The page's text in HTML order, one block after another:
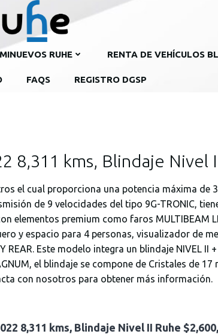
RUHE RENTA DE VEHÍCULOS
FAQS REGISTRO DGSP
8,311 kms, Blindaje Nivel
el cual proporciona una potencia máxima de
de 9 velocidades del tipo 9G-TRONIC,
elementos premium como faros MULTIBEAM
y espacio para 4 personas, visualizador de
Este modelo integra un blindaje NIVEL II
el blindaje se compone de Cristales de 17
con nosotros para obtener más información.
8,311 kms, Blindaje Nivel II Ruhe